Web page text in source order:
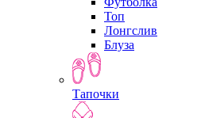
Топ
Лонгслив
Блуза
Тапочки